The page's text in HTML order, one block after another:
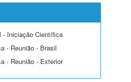
- Iniciação Científica
- Reunião - Brasil
- Reunião - Exterior